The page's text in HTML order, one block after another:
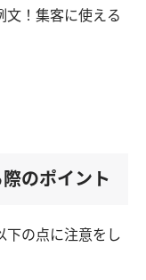
文！集客に使える
のポイント
下の点に注意をし